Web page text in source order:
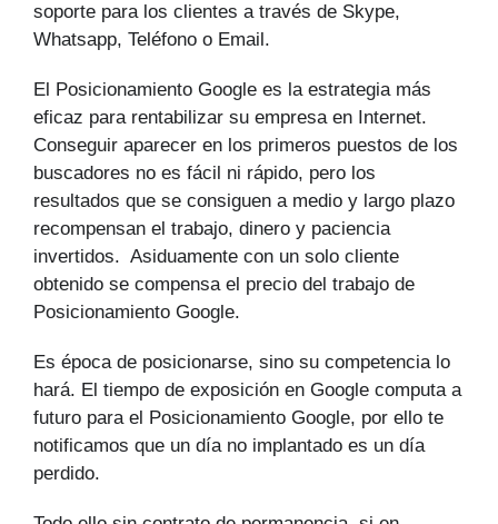
soporte para los clientes a través de Skype,
Whatsapp, Teléfono o Email.
El Posicionamiento Google es la estrategia más
eficaz para rentabilizar su empresa en Internet.
Conseguir aparecer en los primeros puestos de los
buscadores no es fácil ni rápido, pero los
resultados que se consiguen a medio y largo plazo
recompensan el trabajo, dinero y paciencia
invertidos. Asiduamente con un solo cliente
obtenido se compensa el precio del trabajo de
Posicionamiento Google.
Es época de posicionarse, sino su competencia lo
hará. El tiempo de exposición en Google computa a
futuro para el Posicionamiento Google, por ello te
notificamos que un día no implantado es un día
perdido.